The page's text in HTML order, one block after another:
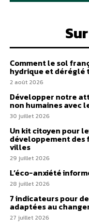
Comment le sol
hydrique et
2 août 2026
Développer notre
non humaines avec
30 juillet 2026
Un kit citoyen pour
développement des
villes
29 juillet 2026
L’éco-anxiété
28 juillet 2026
7 indicateurs pour
adaptées au
27 juillet 2026